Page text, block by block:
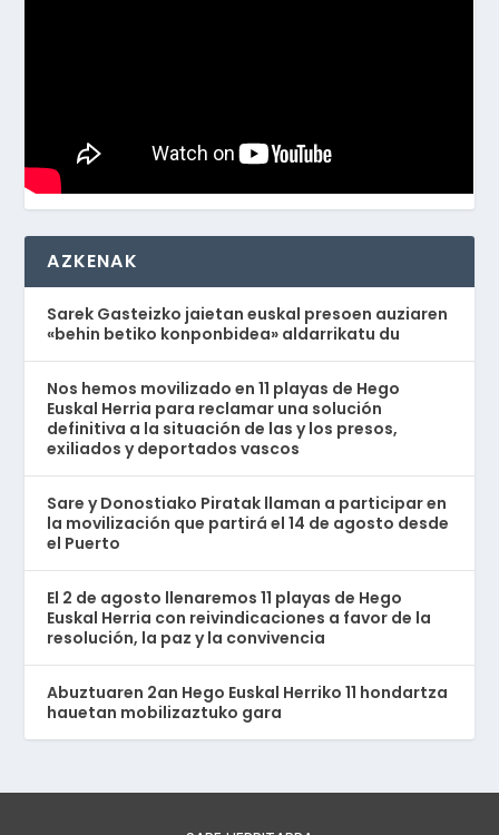
AZKENAK
Sarek Gasteizko jaietan euskal presoen auziaren
«behin betiko konponbidea» aldarrikatu du
Nos hemos movilizado en 11 playas de Hego
Euskal Herria para reclamar una solución
definitiva a la situación de las y los presos,
exiliados y deportados vascos
Sare y Donostiako Piratak llaman a participar en
la movilización que partirá el 14 de agosto desde
el Puerto
El 2 de agosto llenaremos 11 playas de Hego
Euskal Herria con reivindicaciones a favor de la
resolución, la paz y la convivencia
Abuztuaren 2an Hego Euskal Herriko 11 hondartza
hauetan mobilizaztuko gara